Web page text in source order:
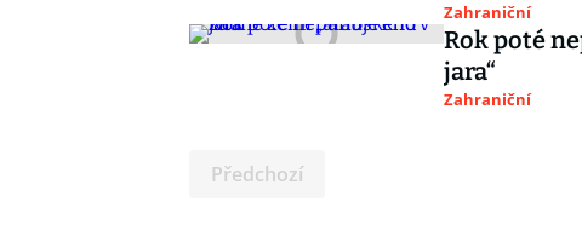
Zahraniční
Rok poté
jara“
Zahraniční
Předchozí